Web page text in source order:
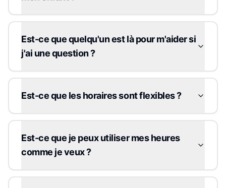
Est-ce que quelqu'un est là pour m'aider si
j'ai une question ?
Est-ce que les horaires sont flexibles ?
Est-ce que je peux utiliser mes heures
comme je veux ?